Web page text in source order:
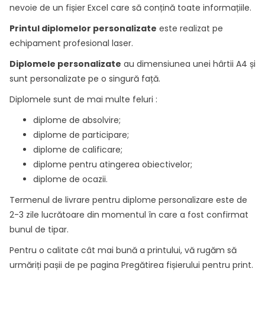
nevoie de un fișier Excel care să conțină toate informațiile.
Printul diplomelor personalizate este realizat pe
echipament profesional laser.
Diplomele personalizate au dimensiunea unei hârtii A4 și
sunt personalizate pe o singură față.
Diplomele sunt de mai multe feluri :
diplome de absolvire;
diplome de participare;
diplome de calificare;
diplome pentru atingerea obiectivelor;
diplome de ocazii.
Termenul de livrare pentru diplome personalizare este de
2-3 zile lucrătoare din momentul în care a fost confirmat
bunul de tipar.
Pentru o calitate cât mai bună a printului, vă rugăm să
urmăriți pașii de pe pagina Pregătirea fișierului pentru print.